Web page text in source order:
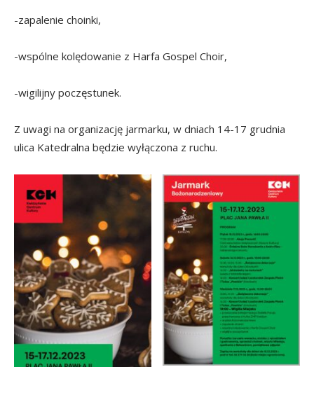
-zapalenie choinki,
-wspólne kolędowanie z Harfa Gospel Choir,
-wigilijny poczęstunek.
Z uwagi na organizację jarmarku, w dniach 14-17 grudnia
ulica Katedralna będzie wyłączona z ruchu.